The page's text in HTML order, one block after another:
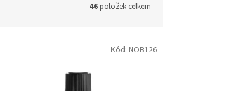
46položek celkem
Kód: NOB126